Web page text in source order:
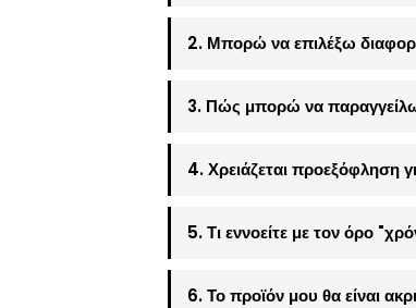
2. Μπορώ να επιλέξω
3. Πώς μπορώ να
4. Χρειάζεται προεξόφληση
5. Τι εννοείτε με τον όρο
6. Το προϊόν μου θα είναι